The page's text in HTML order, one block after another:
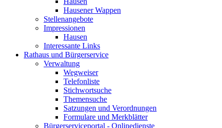
Hausener Wappen
Stellenangebote
Impressionen
Hausen
Interessante Links
Rathaus und Bürgerservice
Verwaltung
Wegweiser
Telefonliste
Stichwortsuche
Themensuche
Satzungen und Verordnungen
Formulare und Merkblätter
Bürgerserviceportal - Onlinedienste